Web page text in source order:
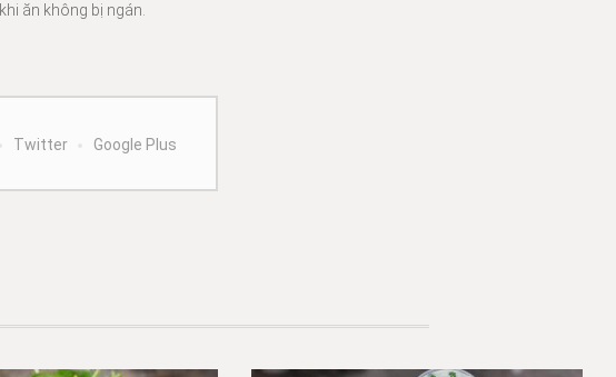
ăn không bị ngán.
Twitter Google Plus